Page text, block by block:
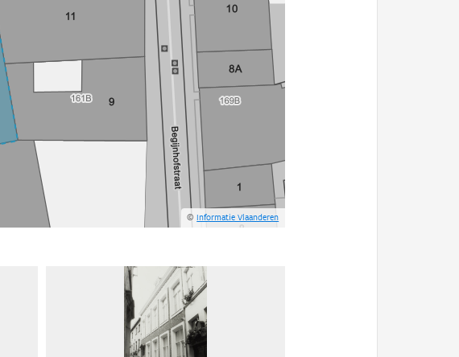
©Informatie Vlaanderen